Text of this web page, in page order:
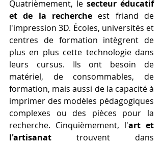
Quatrièmement, le secteur éducatif
et de la recherche est friand de
l'impression 3D. Écoles, universités et
centres de formation intègrent de
plus en plus cette technologie dans
leurs cursus. Ils ont besoin de
matériel, de consommables, de
formation, mais aussi de la capacité à
imprimer des modèles pédagogiques
complexes ou des pièces pour la
recherche. Cinquièmement, l'art et
l'artisanat trouvent dans